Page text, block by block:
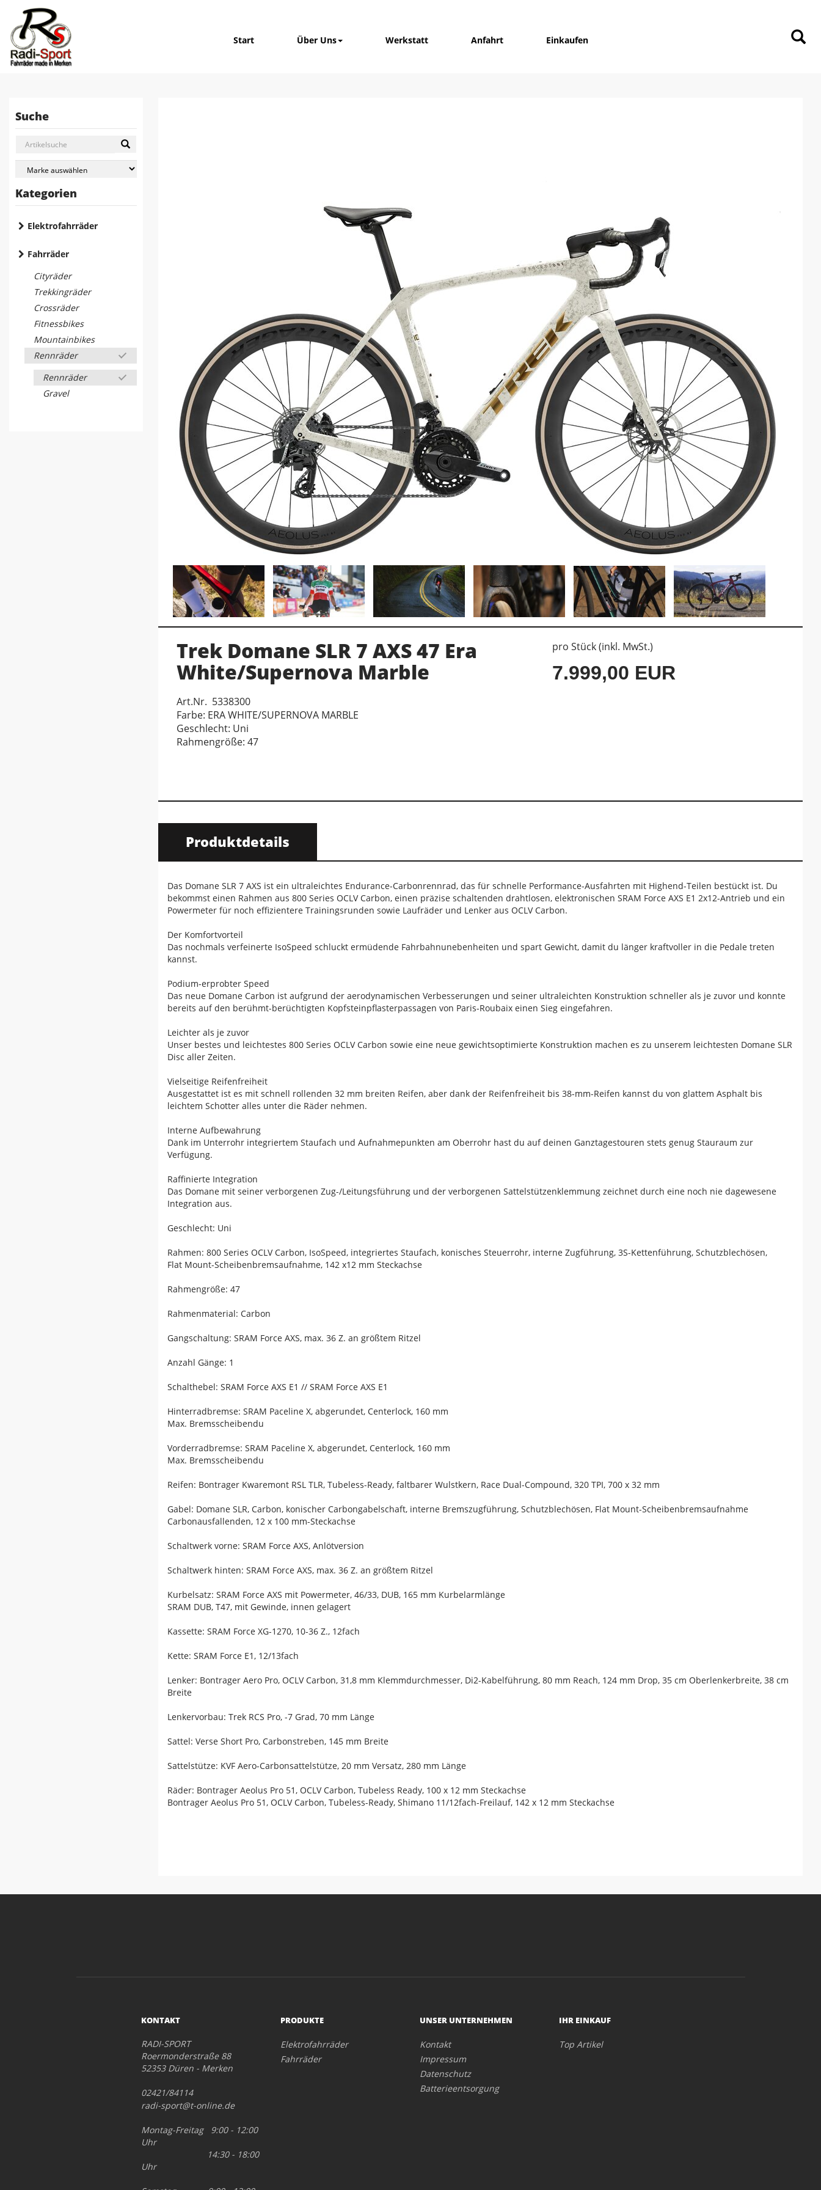
Start Über Uns Werkstatt Anfahrt Einkaufen
Suche
Kategorien
Elektrofahrräder
Fahrräder
Cityräder
Trekkingräder
Crossräder
Fitnessbikes
Mountainbikes
Rennräder
Rennräder
Gravel
Trek Domane SLR 7 AXS 47 Era
White/Supernova Marble
Art.Nr. 5338300
Farbe: ERA WHITE/SUPERNOVA MARBLE
Geschlecht: Uni
Rahmengröße: 47
pro Stück (inkl. MwSt.)
7.999,00 EUR
Produktdetails
Das Domane SLR 7 AXS ist ein ultraleichtes Endurance-Carbonrennrad, das für schnelle Performance-Ausfahrten mit Highend-Teilen bestückt ist. Du
bekommst einen Rahmen aus 800 Series OCLV Carbon, einen präzise schaltenden drahtlosen, elektronischen SRAM Force AXS E1 2x12-Antrieb und ein
Powermeter für noch effizientere Trainingsrunden sowie Laufräder und Lenker aus OCLV Carbon.
Der Komfortvorteil
Das nochmals verfeinerte IsoSpeed schluckt ermüdende Fahrbahnunebenheiten und spart Gewicht, damit du länger kraftvoller in die Pedale treten
kannst.
Podium-erprobter Speed
Das neue Domane Carbon ist aufgrund der aerodynamischen Verbesserungen und seiner ultraleichten Konstruktion schneller als je zuvor und konnte
bereits auf den berühmt-berüchtigten Kopfsteinpflasterpassagen von Paris-Roubaix einen Sieg eingefahren.
Leichter als je zuvor
Unser bestes und leichtestes 800 Series OCLV Carbon sowie eine neue gewichtsoptimierte Konstruktion machen es zu unserem leichtesten Domane SLR
Disc aller Zeiten.
Vielseitige Reifenfreiheit
Ausgestattet ist es mit schnell rollenden 32 mm breiten Reifen, aber dank der Reifenfreiheit bis 38-mm-Reifen kannst du von glattem Asphalt bis
leichtem Schotter alles unter die Räder nehmen.
Interne Aufbewahrung
Dank im Unterrohr integriertem Staufach und Aufnahmepunkten am Oberrohr hast du auf deinen Ganztagestouren stets genug Stauraum zur
Verfügung.
Raffinierte Integration
Das Domane mit seiner verborgenen Zug-/Leitungsführung und der verborgenen Sattelstützenklemmung zeichnet durch eine noch nie dagewesene
Integration aus.
Geschlecht: Uni
Rahmen: 800 Series OCLV Carbon, IsoSpeed, integriertes Staufach, konisches Steuerrohr, interne Zugführung, 3S-Kettenführung, Schutzblechösen,
Flat Mount-Scheibenbremsaufnahme, 142 x12 mm Steckachse
Rahmengröße: 47
Rahmenmaterial: Carbon
Gangschaltung: SRAM Force AXS, max. 36 Z. an größtem Ritzel
Anzahl Gänge: 1
Schalthebel: SRAM Force AXS E1 // SRAM Force AXS E1
Hinterradbremse: SRAM Paceline X, abgerundet, Centerlock, 160 mm
Max. Bremsscheibendu
Vorderradbremse: SRAM Paceline X, abgerundet, Centerlock, 160 mm
Max. Bremsscheibendu
Reifen: Bontrager Kwaremont RSL TLR, Tubeless-Ready, faltbarer Wulstkern, Race Dual-Compound, 320 TPI, 700 x 32 mm
Gabel: Domane SLR, Carbon, konischer Carbongabelschaft, interne Bremszugführung, Schutzblechösen, Flat Mount-Scheibenbremsaufnahme
Carbonausfallenden, 12 x 100 mm-Steckachse
Schaltwerk vorne: SRAM Force AXS, Anlötversion
Schaltwerk hinten: SRAM Force AXS, max. 36 Z. an größtem Ritzel
Kurbelsatz: SRAM Force AXS mit Powermeter, 46/33, DUB, 165 mm Kurbelarmlänge
SRAM DUB, T47, mit Gewinde, innen gelagert
Kassette: SRAM Force XG-1270, 10-36 Z., 12fach
Kette: SRAM Force E1, 12/13fach
Lenker: Bontrager Aero Pro, OCLV Carbon, 31,8 mm Klemmdurchmesser, Di2-Kabelführung, 80 mm Reach, 124 mm Drop, 35 cm Oberlenkerbreite, 38 cm
Breite
Lenkervorbau: Trek RCS Pro, -7 Grad, 70 mm Länge
Sattel: Verse Short Pro, Carbonstreben, 145 mm Breite
Sattelstütze: KVF Aero-Carbonsattelstütze, 20 mm Versatz, 280 mm Länge
Räder: Bontrager Aeolus Pro 51, OCLV Carbon, Tubeless Ready, 100 x 12 mm Steckachse
Bontrager Aeolus Pro 51, OCLV Carbon, Tubeless-Ready, Shimano 11/12fach-Freilauf, 142 x 12 mm Steckachse
KONTAKT
RADI-SPORT
Roermonderstraße 88
52353 Düren - Merken
02421/84114
radi-sport@t-online.de
Montag-Freitag 9:00 - 12:00
Uhr
14:30 - 18:00
Uhr
PRODUKTE
Elektrofahrräder
Fahrräder
UNSER UNTERNEHMEN
Kontakt
Impressum
Datenschutz
Batterieentsorgung
IHR EINKAUF
Top Artikel